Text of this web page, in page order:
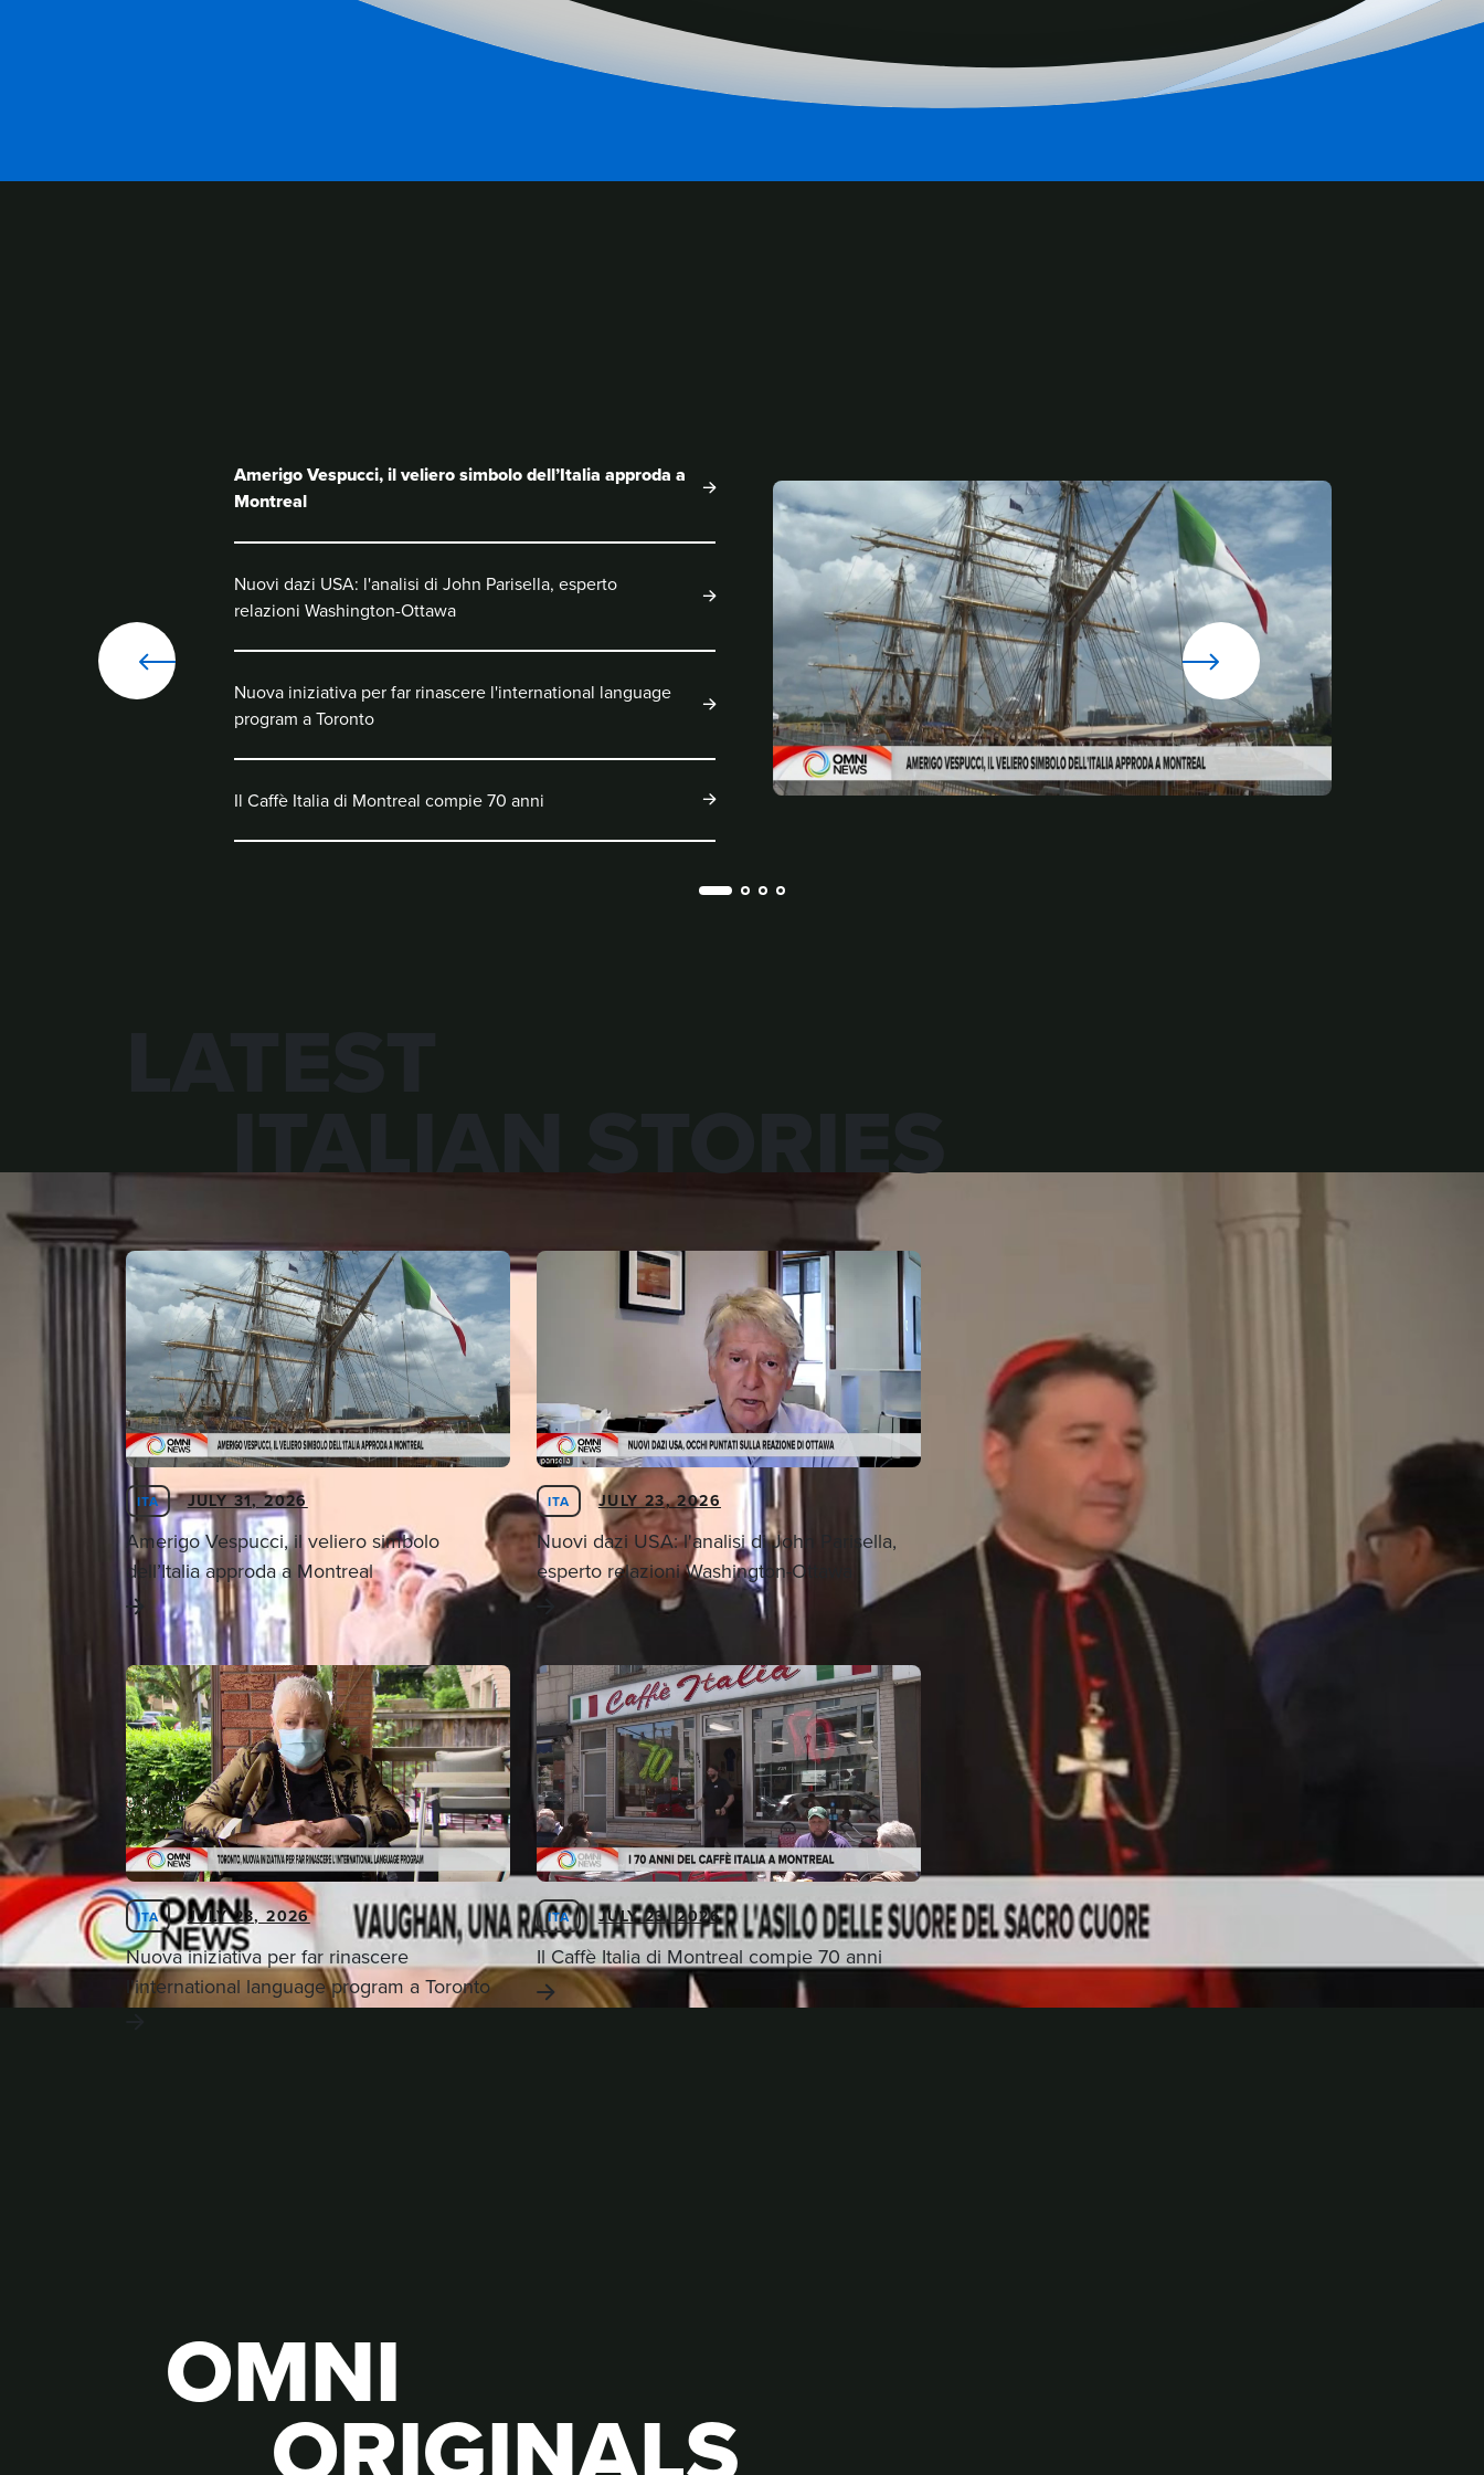
Amerigo Vespucci, il veliero simbolo dell’Italia approda a
Montreal
Nuovi dazi USA: l'analisi di John Parisella, esperto
relazioni Washington-Ottawa
Nuova iniziativa per far rinascere l'international language
program a Toronto
Il Caffè Italia di Montreal compie 70 anni
ITALIAN STORIES
ITA JULY 31, 2026
Amerigo Vespucci, il veliero simbolo
dell’Italia approda a Montreal
ITA JULY 23, 2026
Nuovi dazi USA: l'analisi di John Parisella,
esperto relazioni Washington-Ottawa
ITA JULY 23, 2026
Nuova iniziativa per far rinascere
l'international language program a Toronto
ITA JULY 23, 2026
Il Caffè Italia di Montreal compie 70 anni
OMNI